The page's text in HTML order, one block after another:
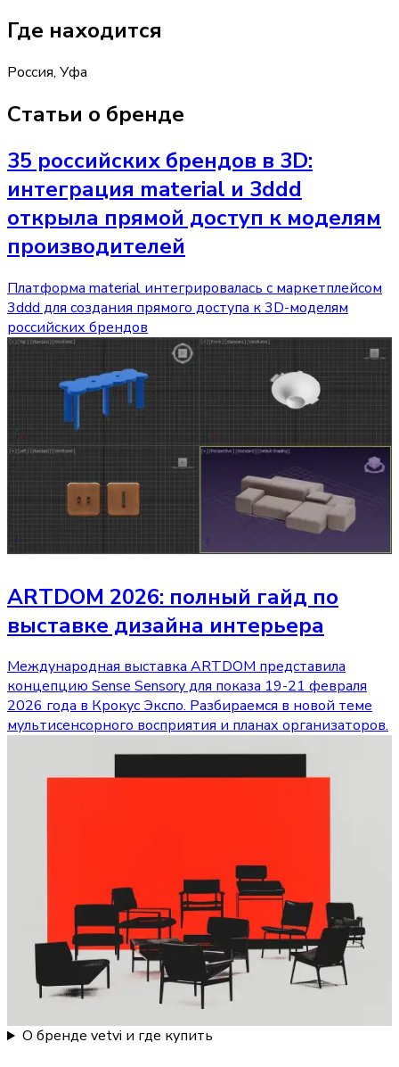
Где находится
Россия, Уфа
Статьи о бренде
35 российских брендов в 3D:
интеграция material и 3ddd
открыла прямой доступ к моделям
производителей
Платформа material интегрировалась с маркетплейсом
3ddd для создания прямого доступа к 3D-моделям
российских брендов
ARTDOM 2026: полный гайд по
выставке дизайна интерьера
Международная выставка ARTDOM представила
концепцию Sense Sensory для показа 19-21 февраля
2026 года в Крокус Экспо. Разбираемся в новой теме
мультисенсорного восприятия и планах организаторов.
О бренде vetvi и где купить